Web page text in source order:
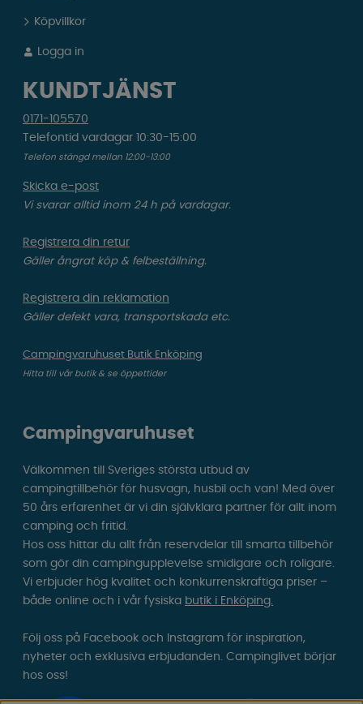
Köpvillkor
Logga in
KUNDTJÄNST
0171-105570
Telefontid vardagar 10:30-15:00
Telefon stängd mellan 12:00-13:00
Skicka e-post
Vi svarar alltid inom 24 h på vardagar.
Registrera din retur
Gäller ångrat köp & felbeställning.
Registrera din reklamation
Gäller defekt vara, transportskada etc.
Campingvaruhuset Butik Enköping
Hitta till vår butik & se öppettider
Campingvaruhuset
Välkommen till Sveriges största utbud av
campingtillbehör för husvagn, husbil och van! Med över
50 års erfarenhet är vi din självklara partner för allt inom
camping och fritid.
Hos oss hittar du allt från reservdelar till smarta tillbehör
som gör din campingupplevelse smidigare och roligare.
Vi erbjuder hög kvalitet och konkurrenskraftiga priser –
både online och i vår fysiska butik i Enköping.
Följ oss på Facebook och Instagram för inspiration,
nyheter och exklusiva erbjudanden. Campinglivet börjar
hos oss!